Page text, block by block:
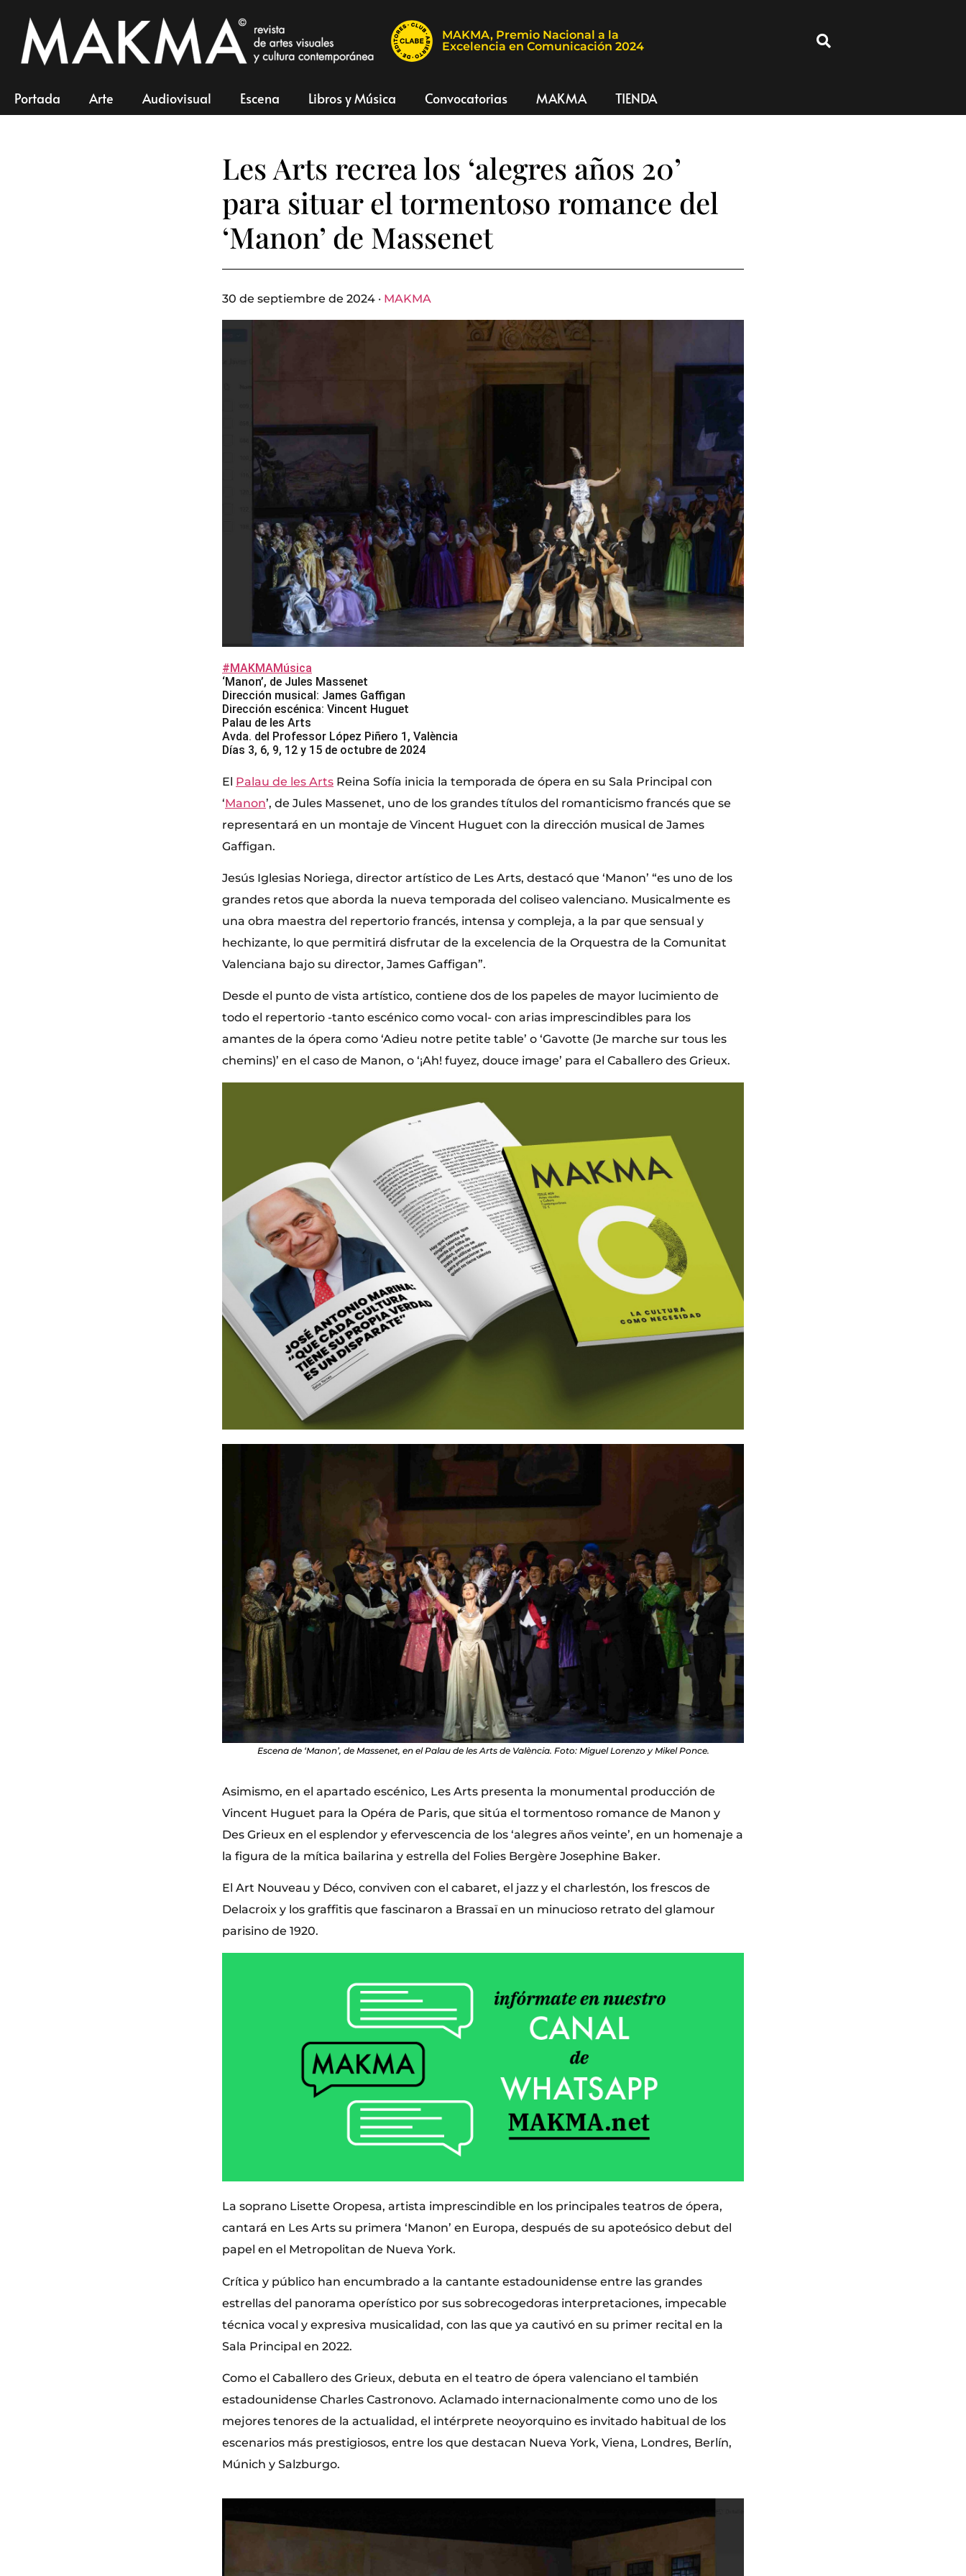
MAKMA, Premio Nacional a la
Excelencia en Comunicación 2024
Portada Arte Audiovisual Escena Libros y Música Convocatorias MAKMA TIENDA
Les Arts recrea los ‘alegres años 20’
para situar el tormentoso romance del
‘Manon’ de Massenet
30 de septiembre de 2024 · MAKMA
#MAKMAMúsica
‘Manon’, de Jules Massenet
Dirección musical: James Gaffigan
Dirección escénica: Vincent Huguet
Palau de les Arts
Avda. del Professor López Piñero 1, València
Días 3, 6, 9, 12 y 15 de octubre de 2024
El Palau de les Arts Reina Sofía inicia la temporada de ópera en su Sala Principal con
‘Manon’, de Jules Massenet, uno de los grandes títulos del romanticismo francés que se
representará en un montaje de Vincent Huguet con la dirección musical de James
Gaffigan.
Jesús Iglesias Noriega, director artístico de Les Arts, destacó que ‘Manon’ “es uno de los
grandes retos que aborda la nueva temporada del coliseo valenciano. Musicalmente es
una obra maestra del repertorio francés, intensa y compleja, a la par que sensual y
hechizante, lo que permitirá disfrutar de la excelencia de la Orquestra de la Comunitat
Valenciana bajo su director, James Gaffigan”.
Desde el punto de vista artístico, contiene dos de los papeles de mayor lucimiento de
todo el repertorio -tanto escénico como vocal- con arias imprescindibles para los
amantes de la ópera como ‘Adieu notre petite table’ o ‘Gavotte (Je marche sur tous les
chemins)’ en el caso de Manon, o ‘¡Ah! fuyez, douce image’ para el Caballero des Grieux.
Escena de ‘Manon’, de Massenet, en el Palau de les Arts de València. Foto: Miguel Lorenzo y Mikel Ponce.
Asimismo, en el apartado escénico, Les Arts presenta la monumental producción de
Vincent Huguet para la Opéra de Paris, que sitúa el tormentoso romance de Manon y
Des Grieux en el esplendor y efervescencia de los ‘alegres años veinte’, en un homenaje a
la figura de la mítica bailarina y estrella del Folies Bergère Josephine Baker.
El Art Nouveau y Déco, conviven con el cabaret, el jazz y el charlestón, los frescos de
Delacroix y los graffitis que fascinaron a Brassaï en un minucioso retrato del glamour
parisino de 1920.
La soprano Lisette Oropesa, artista imprescindible en los principales teatros de ópera,
cantará en Les Arts su primera ‘Manon’ en Europa, después de su apoteósico debut del
papel en el Metropolitan de Nueva York.
Crítica y público han encumbrado a la cantante estadounidense entre las grandes
estrellas del panorama operístico por sus sobrecogedoras interpretaciones, impecable
técnica vocal y expresiva musicalidad, con las que ya cautivó en su primer recital en la
Sala Principal en 2022.
Como el Caballero des Grieux, debuta en el teatro de ópera valenciano el también
estadounidense Charles Castronovo. Aclamado internacionalmente como uno de los
mejores tenores de la actualidad, el intérprete neoyorquino es invitado habitual de los
escenarios más prestigiosos, entre los que destacan Nueva York, Viena, Londres, Berlín,
Múnich y Salzburgo.